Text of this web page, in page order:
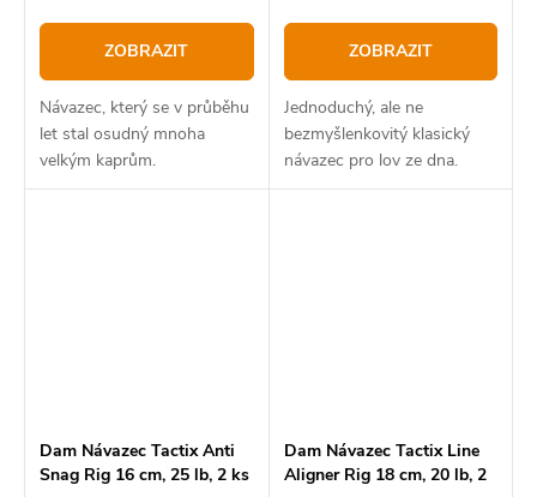
ZOBRAZIT
Návazec, který se v průběhu
let stal osudný mnoha
velkým kaprům.
ZOBRAZIT
Jednoduchý, ale ne
bezmyšlenkovitý klasický
návazec pro lov ze dna.
Dam Návazec Tactix Anti
Snag Rig 16 cm, 25 lb, 2 ks
Dam Návazec Tactix Line
Aligner Rig 18 cm, 20 lb, 2